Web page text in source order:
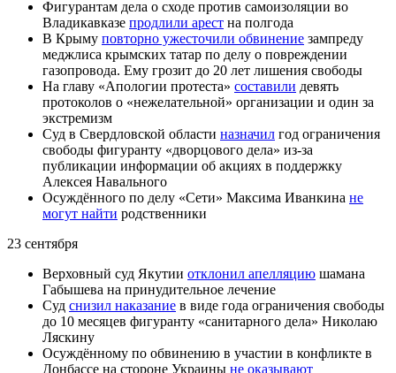
Фигурантам дела о сходе против самоизоляции во
Владикавказе продлили арест на полгода
В Крыму повторно ужесточили обвинение зампреду
меджлиса крымских татар по делу о повреждении
газопровода. Ему грозит до 20 лет лишения свободы
На главу «Апологии протеста» составили девять
протоколов о «нежелательной» организации и один за
экстремизм
Суд в Свердловской области назначил год ограничения
свободы фигуранту «дворцового дела» из-за
публикации информации об акциях в поддержку
Алексея Навального
Осуждённого по делу «Сети» Максима Иванкина не
могут найти родственники
23 сентября
Верховный суд Якутии отклонил апелляцию шамана
Габышева на принудительное лечение
Суд снизил наказание в виде года ограничения свободы
до 10 месяцев фигуранту «санитарного дела» Николаю
Ляскину
Осуждённому по обвинению в участии в конфликте в
Донбассе на стороне Украины не оказывают